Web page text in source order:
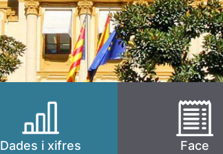
Dades i xifres Face